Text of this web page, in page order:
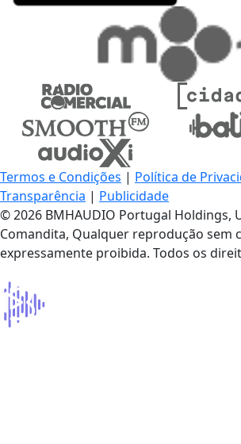
Termos e Condições | Política de
Transparência | Publicidade
© 2026 BMHAUDIO Portugal Holdings,
Comandita, Qualquer reprodução sem
expressamente proibida. Todos os